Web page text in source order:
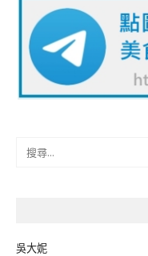
吳大妮